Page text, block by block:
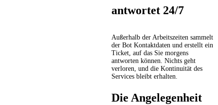
antwortet 24/7
Außerhalb der Arbeitszeiten sammelt
der Bot Kontaktdaten und erstellt ein
Ticket, auf das Sie morgens
antworten können. Nichts geht
verloren, und die Kontinuität des
Services bleibt erhalten.
Die Angelegenheit